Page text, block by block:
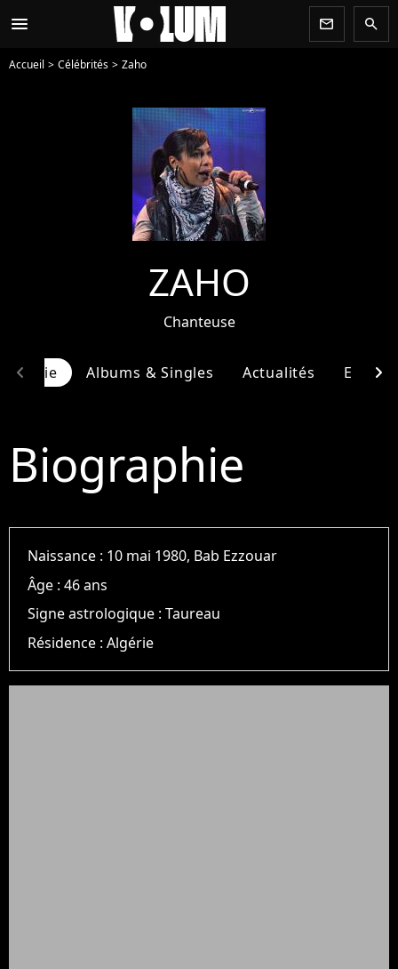
menu newsletter search
Accueil Célébrités Zaho
ZAHO
Chanteuse
Albums & Singles Actualités
chevron_left chevron_right
Biographie
Naissance : 10 mai 1980, Bab Ezzouar
Âge :46 ans
Signe astrologique :Taureau
Résidence :Algérie